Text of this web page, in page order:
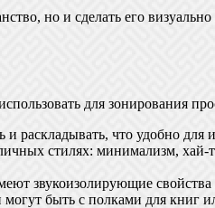
но и сделать его
для зонирования
раскладывать, что удобно для
стилях: минимализм, хай-
звукоизолирующие
быть с полками для книг